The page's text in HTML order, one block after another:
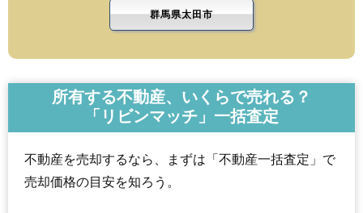
群馬県太田市
所有する不動産、いくらで売れる？
「リビンマッチ」一括査定
不動産を売却するなら、まずは「不動産一括査定」で
売却価格の目安を知ろう。